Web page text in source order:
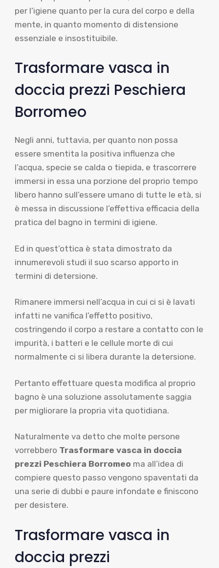
per l’igiene quanto per la cura del corpo e della
mente, in quanto momento di distensione
essenziale e insostituibile.
Trasformare vasca in
doccia prezzi Peschiera
Borromeo
Negli anni, tuttavia, per quanto non possa
essere smentita la positiva influenza che
l’acqua, specie se calda o tiepida, e trascorrere
immersi in essa una porzione del proprio tempo
libero hanno sull’essere umano di tutte le età, si
è messa in discussione l’effettiva efficacia della
pratica del bagno in termini di igiene.
Ed in quest’ottica è stata dimostrato da
innumerevoli studi il suo scarso apporto in
termini di detersione.
Rimanere immersi nell’acqua in cui ci si è lavati
infatti ne vanifica l’effetto positivo,
costringendo il corpo a restare a contatto con le
impurità, i batteri e le cellule morte di cui
normalmente ci si libera durante la detersione.
Pertanto effettuare questa modifica al proprio
bagno è una soluzione assolutamente saggia
per migliorare la propria vita quotidiana.
Naturalmente va detto che molte persone
vorrebbero Trasformare vasca in doccia
prezzi Peschiera Borromeo ma all’idea di
compiere questo passo vengono spaventati da
una serie di dubbi e paure infondate e finiscono
per desistere.
Trasformare vasca in
doccia prezzi